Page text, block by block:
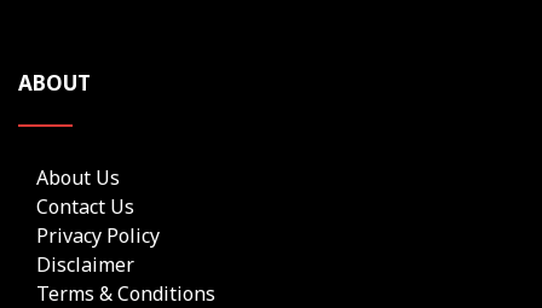
ABOUT
About Us
Contact Us
Privacy Policy
Disclaimer
Terms & Conditions